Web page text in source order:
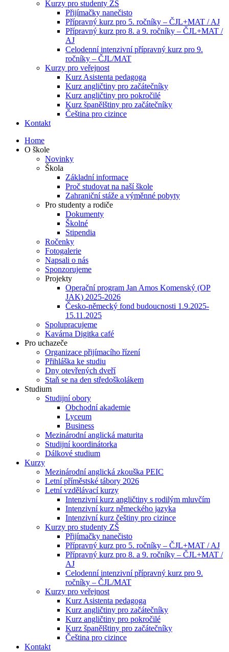
Kurzy pro studenty ZŠ
Přijímačky nanečisto
Přípravný kurz pro 5. ročníky – ČJL+MAT / AJ
Přípravný kurz pro 8. a 9. ročníky – ČJL+MAT /
AJ
Celodenní intenzivní přípravný kurz pro 9.
ročníky – ČJL/MAT
Kurzy pro veřejnost
Kurz Asistenta pedagoga
Kurz angličtiny pro začátečníky
Kurz angličtiny pro pokročilé
Kurz španělštiny pro začátečníky
Čeština pro cizince
Kontakt
Home
O škole
Novinky
Škola
Základní informace
Proč studovat na naší škole
Zahraniční stáže a výměnné pobyty
Pro studenty a rodiče
Dokumenty
Školné
Stipendia
Ročenky
Fotogalerie
Napsali o nás
Sponzorujeme
Projekty
Operační program Jan Amos Komenský (OP
JAK) 2025-2026
Česko-německý fond budoucnosti 1.9.2025-
15.11.2025
Spolupracujeme
Kavárna Digitka café
Pro uchazeče
Organizace přijímacího řízení
Přihláška ke studiu
Dny otevřených dveří
Staň se na den středoškolákem
Studium
Studijní obory
Obchodní akademie
Lyceum
Business
Mezinárodní anglická maturita
Studijní koordinátorka
Dálkové studium
Kurzy
Mezinárodní anglická zkouška PEIC
Letní příměstské tábory 2026
Letní vzdělávací kurzy
Intenzivní kurz angličtiny s rodilým mluvčím
Intenzivní kurz německého jazyka
Intenzivní kurz češtiny pro cizince
Kurzy pro studenty ZŠ
Přijímačky nanečisto
Přípravný kurz pro 5. ročníky – ČJL+MAT / AJ
Přípravný kurz pro 8. a 9. ročníky – ČJL+MAT /
AJ
Celodenní intenzivní přípravný kurz pro 9.
ročníky – ČJL/MAT
Kurzy pro veřejnost
Kurz Asistenta pedagoga
Kurz angličtiny pro začátečníky
Kurz angličtiny pro pokročilé
Kurz španělštiny pro začátečníky
Čeština pro cizince
Kontakt